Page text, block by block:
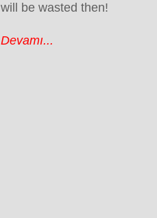
will be wasted then!
Devamı...